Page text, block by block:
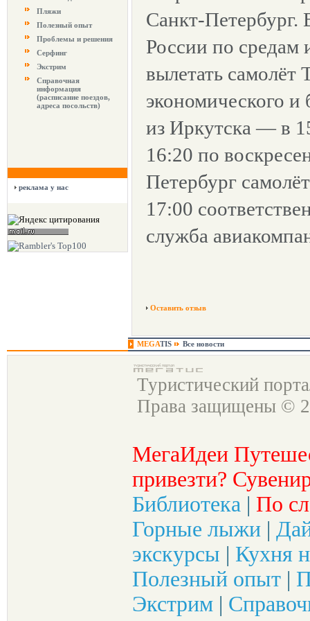
Пляжи
Полезный опыт
Проблемы и решения
Серфинг
Экстрим
Справочная
информация
(расписание поездов,
адреса посольств)
реклама у нас
Санкт-Петербург.
России по средам
вылетать самолёт
экономического и
из Иркутска — в
16:20 по
Петербург
17:00
служба
Оставить отзыв
MEGATIS Все новости
Туристический
Права защищены ©
МегаИдеи
привезти?
Библиотека | По
Горные лыжи |
экскурсы | Кухня
Полезный опыт |
Экстрим |